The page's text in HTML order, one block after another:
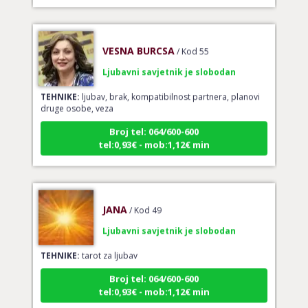
TEHNIKE:ljubav, brak, kompatibilnost partnera, planovi
druge osobe, veza
Broj tel: 064/600-600
tel:0,93€ - mob:1,12€ min
TEHNIKE:tarot za ljubav
Broj tel: 064/600-600
tel:0,93€ - mob:1,12€ min